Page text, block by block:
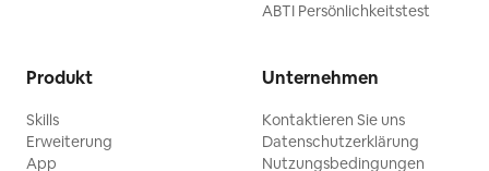
ABTI Persönlichkeitstest
Produkt
Skills
Erweiterung
App
Unternehmen
Kontaktieren Sie uns
Datenschutzerklärung
Nutzungsbedingungen